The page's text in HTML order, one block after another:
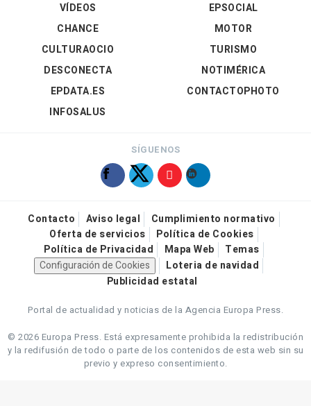
VÍDEOS
EPSOCIAL
CHANCE
CULTURAOCIO
DESCONECTA
EPDATA.ES
INFOSALUS
MOTOR
TURISMO
NOTIMÉRICA
CONTACTOPHOTO
SÍGUENOS
Contacto Aviso legal
Cumplimiento normativo
Oferta de servicios
Política de Cookies
Política de Privacidad
Mapa Web
Temas
Configuración de Cookies
Loteria de navidad
Publicidad estatal
Portal de actualidad y noticias de la Agencia Europa Press.
© 2026 Europa Press. Está expresamente prohibida la redistribución
y la redifusión de todo o parte de los contenidos de esta web sin su
previo y expreso consentimiento.